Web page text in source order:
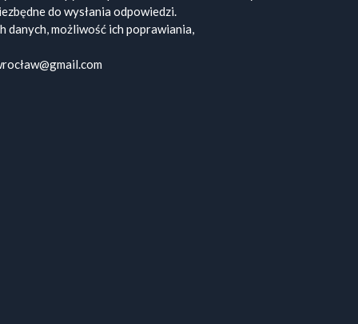
do wysłania odpowiedzi.
danych, możliwość ich poprawiania,